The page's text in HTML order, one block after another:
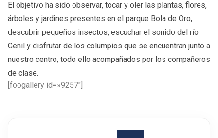
El objetivo ha sido observar, tocar y oler las plantas, flores,
árboles y jardines presentes en el parque Bola de Oro,
descubrir pequeños insectos, escuchar el sonido del río
Genil y disfrutar de los columpios que se encuentran junto a
nuestro centro, todo ello acompañados por los compañeros
de clase.
[foogallery id=»9257″]